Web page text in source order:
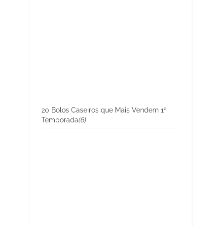
20 Bolos Caseiros que Mais Vendem 1ª
Temporada(6)